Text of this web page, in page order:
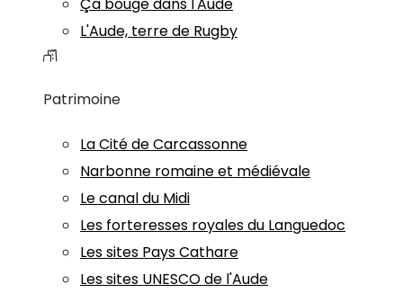
L'Aude, terre de Rugby
Patrimoine
La Cité de Carcassonne
Narbonne romaine et médiévale
Le canal du Midi
Les forteresses royales du Languedoc
Les sites Pays Cathare
Les sites UNESCO de l'Aude